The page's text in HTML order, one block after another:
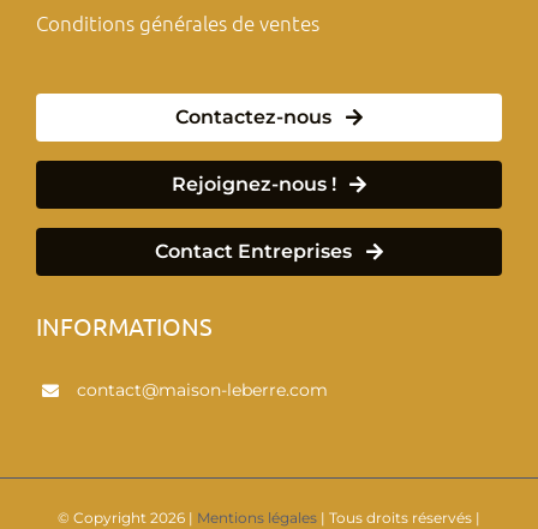
Conditions générales de ventes
Contactez-nous
Rejoignez-nous !
Contact Entreprises
INFORMATIONS
contact@maison-leberre.com
© Copyright 2026 | Mentions légales | Tous droits réservés |